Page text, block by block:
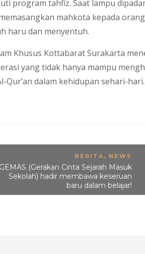
program tahfiz. Saat lampu
mahkota kepada
haru dan menyentuh.
Khusus Kottabarat Surakarta
yang tidak hanya mampu
dalam kehidupan sehari-hari.
BERITA , NEWS
GEMAS (Gerakan Cinta Sejarah Masuk
Sekolah) hadir membawa keseruan
baru dalam belajar!